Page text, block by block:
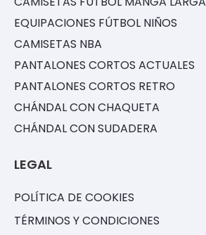
EQUIPACIONES FÚTBOL NIÑOS
CAMISETAS NBA
PANTALONES CORTOS ACTUALES
PANTALONES CORTOS RETRO
CHÁNDAL CON CHAQUETA
CHÁNDAL CON SUDADERA
LEGAL
POLÍTICA DE COOKIES
TÉRMINOS Y CONDICIONES